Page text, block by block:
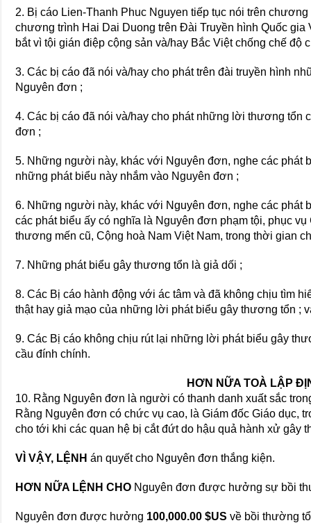
2. Bị cáo Lien-Thanh Phuc Nguyen tiếp tục nói trên
chương trình Hai Dai Duong trên Đài Truyền hình Quốc gia
bắt vì tội gián điệp cộng sản và/hay Bắc Việt chống chế độ
3. Các bị cáo đã nói và/hay cho phát trên đài truyền hình
Nguyên đơn ;
4. Các bị cáo đã nói và/hay cho phát những lời thương tổn
đơn ;
5. Những người này, khác với Nguyên đơn, nghe các phát
những phát biểu này nhắm vào Nguyên đơn ;
6. Những người này, khác với Nguyên đơn, nghe các phát
các phát biểu ấy có nghĩa là Nguyên đơn phạm tội, phục
thương mến cũ, Cộng hoà Nam Việt Nam, trong thời gian
7. Những phát biểu gây thương tổn là giả dối ;
8. Các Bị cáo hành động với ác tâm và đã không chịu tìm
thật hay giả mạo của những lời phát biểu gây thương tổn ;
9. Các Bị cáo không chịu rút lại những lời phát biểu gây
cầu đính chính.
HƠN NỮA TOÀ LẬP
10. Rằng Nguyên đơn là người có thanh danh xuất sắc
Rằng Nguyên đơn có chức vụ cao, là Giám đốc Giáo dục,
cho tới khi các quan hệ bị cắt đứt do hậu quả hành xử gây
VÌ VẬY, LỆNH án quyết cho Nguyên đơn thắng kiện.
HƠN NỮA LỆNH CHO Nguyên đơn được hưởng sự bồi
Nguyên đơn được hưởng 100,000.00 $US về bồi thường